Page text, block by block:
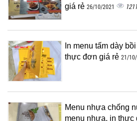
giá rẻ 26/10/2021 1211
In menu tấm dày
thực đơn giá rẻ 21/
Menu nhựa chống
menu nhựa, in thực